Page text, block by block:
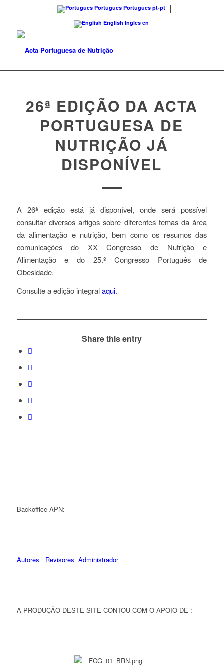
Português Português pt-pt
English Inglês en
26ª EDIÇÃO DA ACTA
PORTUGUESA DE
NUTRIÇÃO JÁ
DISPONÍVEL
A 26ª edição está já disponível, onde será possível
consultar diversos artigos sobre diferentes temas da área
da alimentação e nutrição, bem como os resumos das
comunicações do XX Congresso de Nutrição e
Alimentação e do 25.º Congresso Português de
Obesidade.
Consulte a edição integralaqui.
Share this entry
Backoffice APN:
Autores Revisores Administrador
A PRODUÇÃO DESTE SITE CONTOU COM O APOIO DE :